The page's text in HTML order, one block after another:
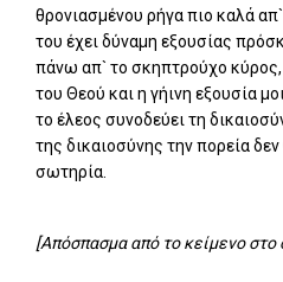
θρονιασμένου ρήγα πιο καλά
του έχει δύναμη εξουσίας
πάνω απ` το σκηπτρούχο κύρος,
του Θεού και η γήινη εξουσία
το έλεος συνοδεύει τη
της δικαιοσύνης την πορεία
σωτηρία.
[Απόσπασμα από το κείμενο